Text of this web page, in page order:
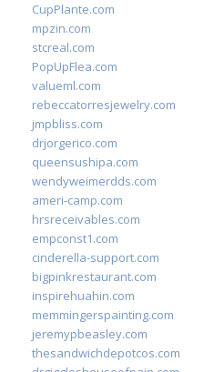
CupPlante.com
mpzin.com
stcreal.com
PopUpFlea.com
valueml.com
rebeccatorresjewelry.com
jmpbliss.com
drjorgerico.com
queensushipa.com
wendyweimerdds.com
ameri-camp.com
hrsreceivables.com
empconst1.com
cinderella-support.com
bigpinkrestaurant.com
inspirehuahin.com
memmingerspainting.com
jeremypbeasley.com
thesandwichdepotcos.com